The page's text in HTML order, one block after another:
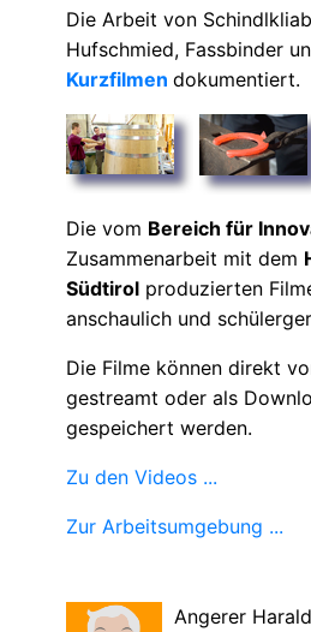
Die Arbeit von
Hufschmied, Fassbinder
Kurzfilmen dokumentiert.
Die vom Bereich für
Zusammenarbeit mit dem
Südtirol produzierten
anschaulich und
Die Filme können direkt
gestreamt oder als
gespeichert werden.
Zu den Videos ...
Zur Arbeitsumgebung ...
Angerer Harald